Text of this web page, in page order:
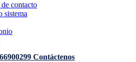
contacto
sistema
Contáctenos